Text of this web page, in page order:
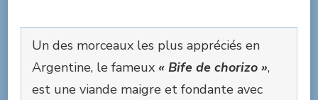
Un des morceaux les plus appréciés en
Argentine, le fameux « Bife de chorizo »,
est une viande maigre et fondante avec